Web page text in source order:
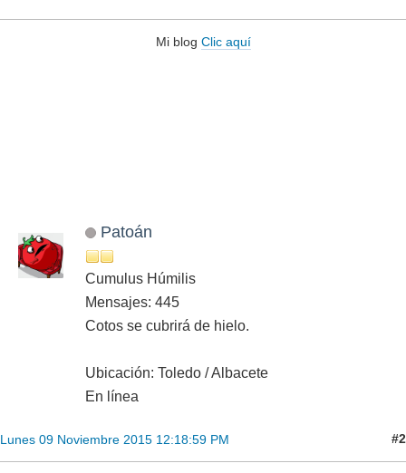
Mi blog Clic aquí
Patoán
Cumulus Húmilis
Mensajes: 445
Cotos se cubrirá de hielo.
Ubicación: Toledo / Albacete
En línea
Lunes 09 Noviembre 2015 12:18:59 PM #2